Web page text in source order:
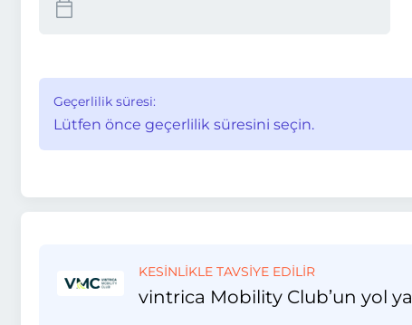
Geçerlilik süresi:
Lütfen önce geçerlilik süresini seçin.
KESİNLİKLE TAVSİYE EDİLİR
vintrica Mobility Club’un yol